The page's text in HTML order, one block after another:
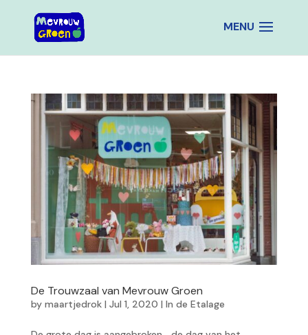
De Trouwzaal van Mevrouw Groen
by maartjedrok| Jul 1, 2020 | In de Etalage